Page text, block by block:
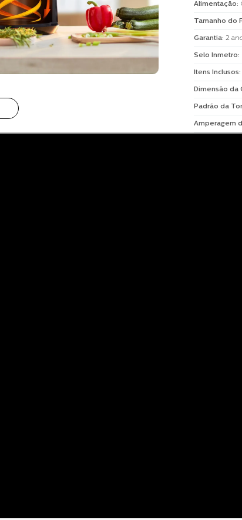
Alimentação:
Tamanho do
Garantia: 2
Selo Inmetro:
Itens Inclusos:
Dimensão da
Padrão da
Amperagem